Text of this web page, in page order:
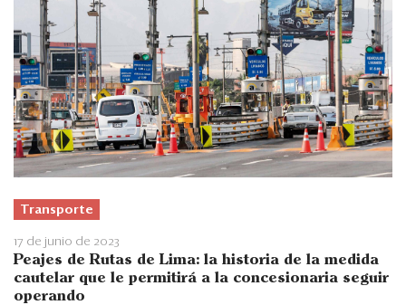
Transporte
17 de junio de 2023
Peajes de Rutas de Lima: la historia de la medida
cautelar que le permitirá a la concesionaria seguir
operando